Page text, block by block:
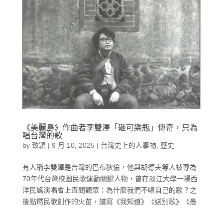
《美麗島》作曲者李雙澤「砸可樂瓶」傳奇，只為
唱台灣的歌
by 致頴| 9 月 10, 2025 | 台灣史上的人事物, 歷史
有人稱李雙澤是台灣的巴布狄倫，他與胡德夫等人被尊為
70年代台灣校園民歌運動關鍵人物，曾在淡江大學一場西
洋民謠演唱會上直問觀眾：為什麼我們不唱自己的歌？之
後點燃民歌創作的火苗，譜寫《我知道》《送別歌》《愚